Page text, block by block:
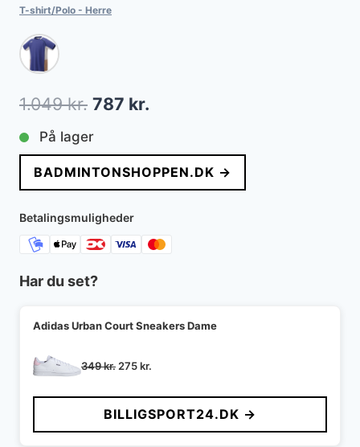
T-shirt/Polo - Herre
1.049kr. Den
oprindelige
pris
var:
1.049 kr..
787 kr.
pris
er:
På lager
BADMINTONSHOPPEN.DK →
Betalingsmuligheder
Har du set?
Adidas Urban Court Sneakers Dame
349kr. Den
pris
var:
349 kr..
275kr.
pris
er:
275 kr..
BILLIGSPORT24.DK →